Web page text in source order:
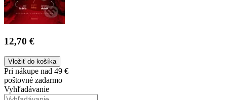
12,70 €
Vložiť do košíka
Pri nákupe nad 49 €
poštovné zadarmo
Vyhľadávanie